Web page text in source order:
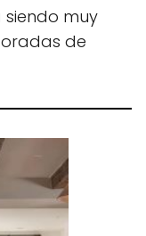
muy
de